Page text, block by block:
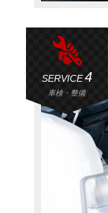
SERVICE4
車検・整備